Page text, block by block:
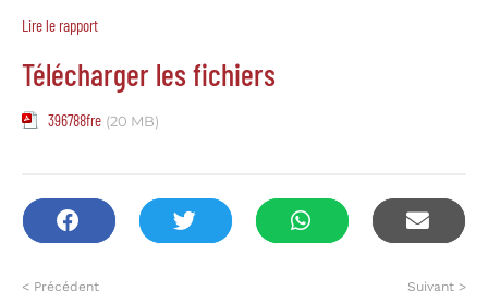
Lire le rapport
Télécharger les fichiers
396788fre (20 MB)
< Précédent Suivant >